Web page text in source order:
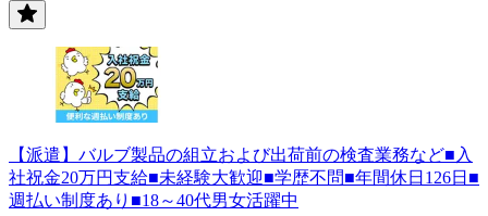
【派遣】バルブ製品の組立および出荷前の検査業務など■入
社祝金20万円支給■未経験大歓迎■学歴不問■年間休日126日■
週払い制度あり■18～40代男女活躍中